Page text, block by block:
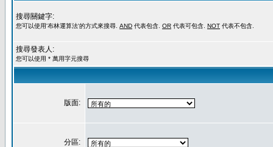
搜尋關鍵字:
您可以使用'布林運算法'的方式來搜尋. AND 代表包含. OR 代表可包含. NOT 代表不包含.
搜尋發表人:
您可以使用 * 萬用字元搜尋
版面:
分區: